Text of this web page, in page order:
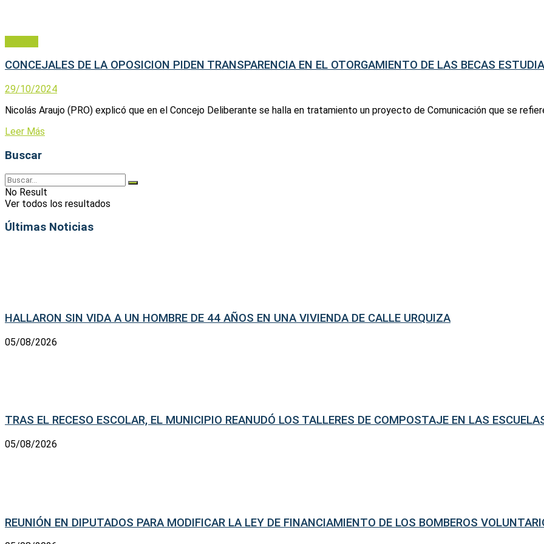
CONCEJALES DE LA OPOSICION PIDEN TRANSPARENCIA EN EL OTORGAMIENTO DE LAS BECAS
29/10/2024
Nicolás Araujo (PRO) explicó que en el Concejo Deliberante se halla en tratamiento un proyecto de Comunicación que se
Leer Más
Buscar
No Result
Ver todos los resultados
Últimas Noticias
HALLARON SIN VIDA A UN HOMBRE DE 44 AÑOS EN UNA VIVIENDA DE CALLE URQUIZA
05/08/2026
TRAS EL RECESO ESCOLAR, EL MUNICIPIO REANUDÓ LOS TALLERES DE COMPOSTAJE EN LAS
05/08/2026
REUNIÓN EN DIPUTADOS PARA MODIFICAR LA LEY DE FINANCIAMIENTO DE LOS BOMBEROS